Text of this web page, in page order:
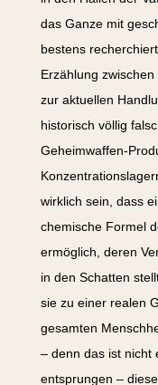
das Ganze mit
bestens
Erzählung
zur aktuellen
historisch völlig
Geheimwaffen-
wirklich sein, dass
chemische Formel
ermöglich, deren
in den Schatten
sie zu einer realen
gesamten
– denn das ist nicht
entsprungen –